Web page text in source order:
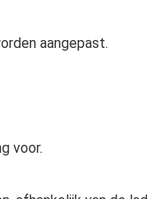
aangepast.
voor.